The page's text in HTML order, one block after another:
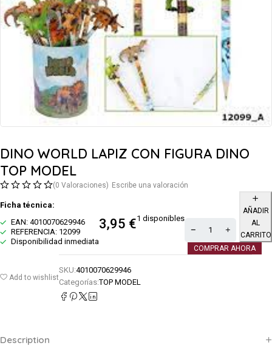
DINO WORLD LAPIZ CON FIGURA DINO
TOP MODEL
(0 Valoraciones) Escribe una valoración
Ficha técnica:
EAN: 4010070629946
REFERENCIA: 12099
Disponibilidad inmediata
3,95 €1 disponibles
AÑADIR
AL
CARRITO
COMPRAR AHORA
Add to wishlist
SKU:4010070629946
Categorías:TOP MODEL
Description